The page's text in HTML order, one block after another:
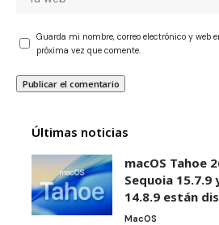
Guarda mi nombre, correo electrónico y web
próxima vez que comente.
Últimas noticias
macOS Tahoe
Sequoia 15.7.9
14.8.9 están
MacOS